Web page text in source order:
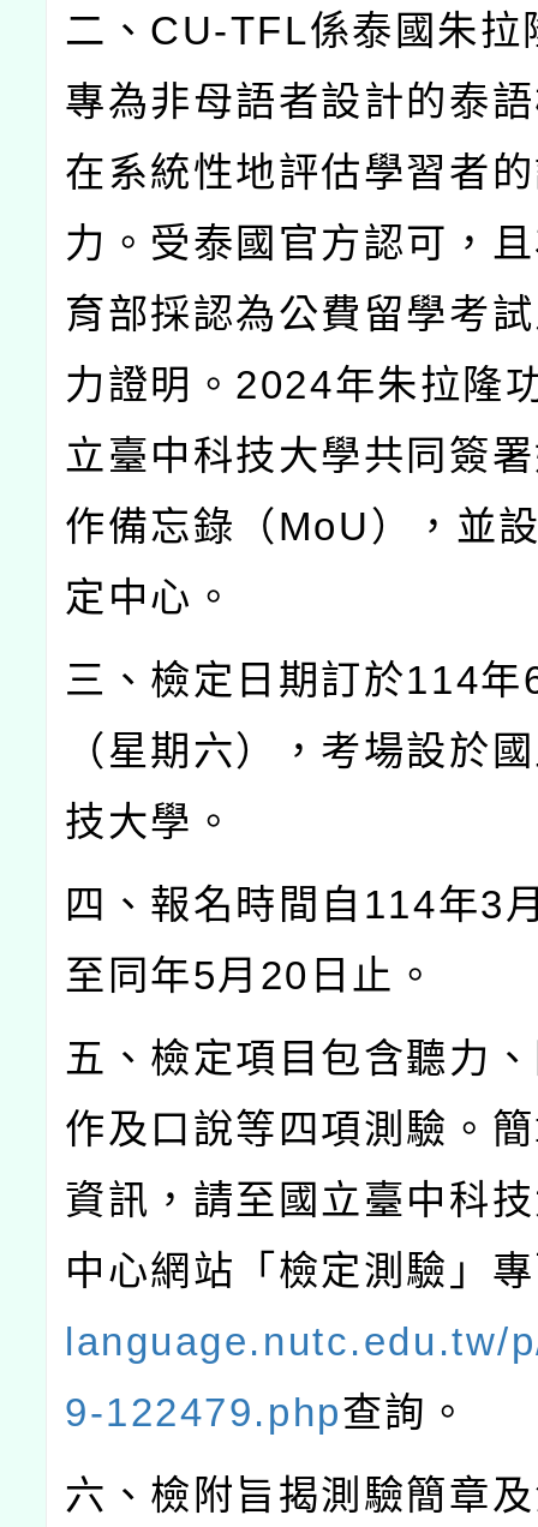
二、 CU-TFL係泰國朱拉
專為非母語者設計的泰
在系統性地評估學習者
力。受泰國官方認可，
育部採認為公費留學考
力證明。 2024年朱拉隆
立臺中科技大學共同簽
作備忘錄（ MoU ），並
定中心。
三、檢定日期訂於114年
（星期六），考場設於
技大學。
四、報名時間自 114年3
至同年5月 20 日止。
五、檢定項目包含聽力
作及口說等四項測驗。
資訊，請至國立臺中科
中心網站「檢定測驗」
language.nutc.edu.tw/
9-122479.php查詢。
六、檢附旨揭測驗簡章